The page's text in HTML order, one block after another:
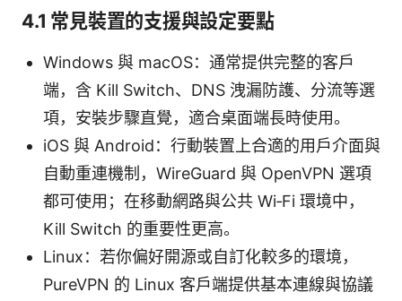
4.1 常見裝置的支援與設定要點
Windows 與 macOS：通常提供完整的客戶
端，含 Kill Switch、DNS 洩漏防護、分流等選
項，安裝步驟直覺，適合桌面端長時使用。
iOS 與 Android：行動裝置上合適的用戶介面與
自動重連機制，WireGuard 與 OpenVPN 選項
都可使用；在移動網路與公共 Wi‑Fi 環境中，
Kill Switch 的重要性更高。
Linux：若你偏好開源或自訂化較多的環境，
PureVPN 的 Linux 客戶端提供基本連線與協議